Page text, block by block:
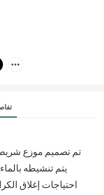
تم تصميم موزع شريط
يتم تنشيطه
احتياجات إغلاق